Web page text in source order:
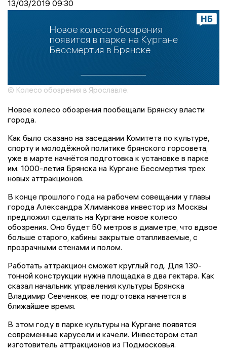
13/03/2019 09:30
© Колесо обозрения в Ярославле.
Новое колесо обозрения пообещали Брянску власти
города.
Как было сказано на заседании Комитета по культуре,
спорту и молодёжной политике брянского горсовета,
уже в марте начнётся подготовка к установке в парке
им. 1000-летия Брянска на Кургане Бессмертия трех
новых аттракционов.
В конце прошлого года на рабочем совещании у главы
города Александра Хлиманкова инвестор из Москвы
предложил сделать на Кургане новое колесо
обозрения. Оно будет 50 метров в диаметре, что вдвое
больше старого, кабины закрытые отапливаемые, с
прозрачными стенами и полом.
Работать аттракцион сможет круглый год. Для 130-
тонной конструкции нужна площадка в два гектара. Как
сказал начальник управления культуры Брянска
Владимир Севченков, ее подготовка начнется в
ближайшее время.
В этом году в парке культуры на Кургане появятся
современные карусели и качели. Инвестором стал
изготовитель аттракционов из Подмосковья.